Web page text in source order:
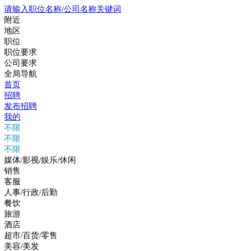
请输入职位名称/公司名称关键词
附近
地区
职位
职位要求
公司要求
全局导航
首页
招聘
发布招聘
我的
不限
不限
不限
媒体/影视/娱乐/休闲
销售
客服
人事/行政/后勤
餐饮
旅游
酒店
超市/百货/零售
美容/美发